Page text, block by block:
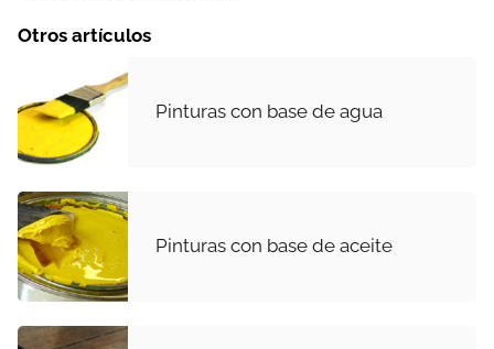
Otros artículos
Pinturas con base de agua
Pinturas con base de aceite